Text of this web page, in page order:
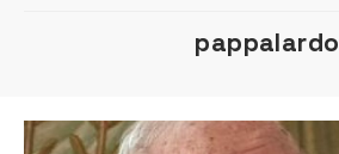
pappalardo